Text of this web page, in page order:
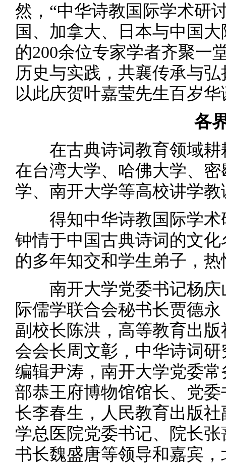
然，“中华诗教国际学术研
国、加拿大、日本与中国
的200余位专家学者齐聚一
历史与实践，共襄传承与
以此庆贺叶嘉莹先生百岁华
各
在古典诗词教育领域耕
在台湾大学、哈佛大学、
学、南开大学等高校讲学
得知中华诗教国际学术
钟情于中国古典诗词的文
的多年知交和学生弟子，
南开大学党委书记杨庆
际儒学联合会秘书长贾德
副校长陈洪，高等教育出
会会长周文彰，中华诗词
编辑尹涛，南开大学党委
部恭王府博物馆馆长、党
长李春生，人民教育出版
学总医院党委书记、院长
书长魏盛唐等领导和嘉宾